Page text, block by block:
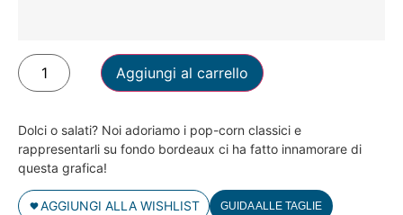
Aggiungi al carrello
Dolci o salati? Noi adoriamo i pop-corn classici e
rappresentarli su fondo bordeaux ci ha fatto innamorare di
questa grafica!
AGGIUNGI ALLA WISHLIST GUIDA ALLE TAGLIE